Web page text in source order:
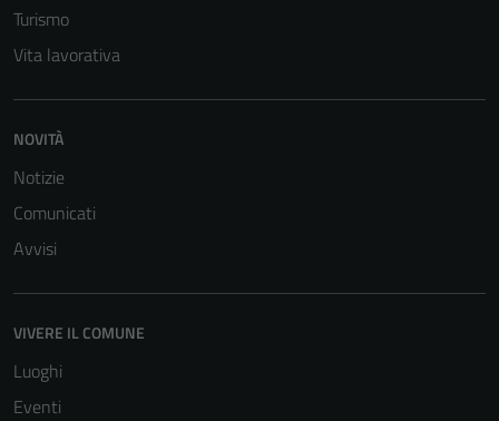
Turismo
Vita lavorativa
NOVITÀ
Notizie
Comunicati
Avvisi
VIVERE IL COMUNE
Luoghi
Eventi